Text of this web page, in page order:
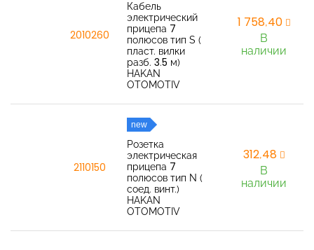
2010260
Кабель
электрический
прицепа 7
полюсов тип S (
пласт. вилки
разб. 3.5 м)
HAKAN
OTOMOTIV
1 758,40
В
наличии
2110150
new
Розетка
электрическая
прицепа 7
полюсов тип N (
соед. винт.)
HAKAN
OTOMOTIV
312,48
В
наличии